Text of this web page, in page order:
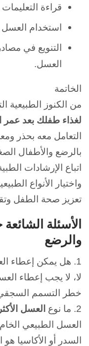
قراءة
استخدام العسل
التنويع في
العسل.
الخاتمة
من الكنوز الطبيعية
لغذاء طفلك بعد عمر
التعامل معه بحذر
بالرضع والأطفال
اتباع الإرشادات
واختيار الأنواع
تعزيز صحة الطفل
الأسئلة
والرضع
1. هل يمكن إعطاء
لا، لا يجب إعطاء
خطر التسمم
2. ما نوع العسل
العسل الطبيعي
السدر أو الأكاسيا